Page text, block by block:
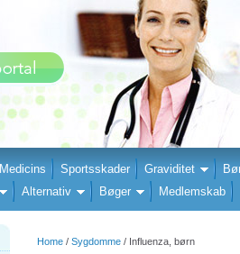
Medicins Sportsskader Graviditet
Alternativ Bøger Medlemskab
Home / Sygdomme / Influenza, børn